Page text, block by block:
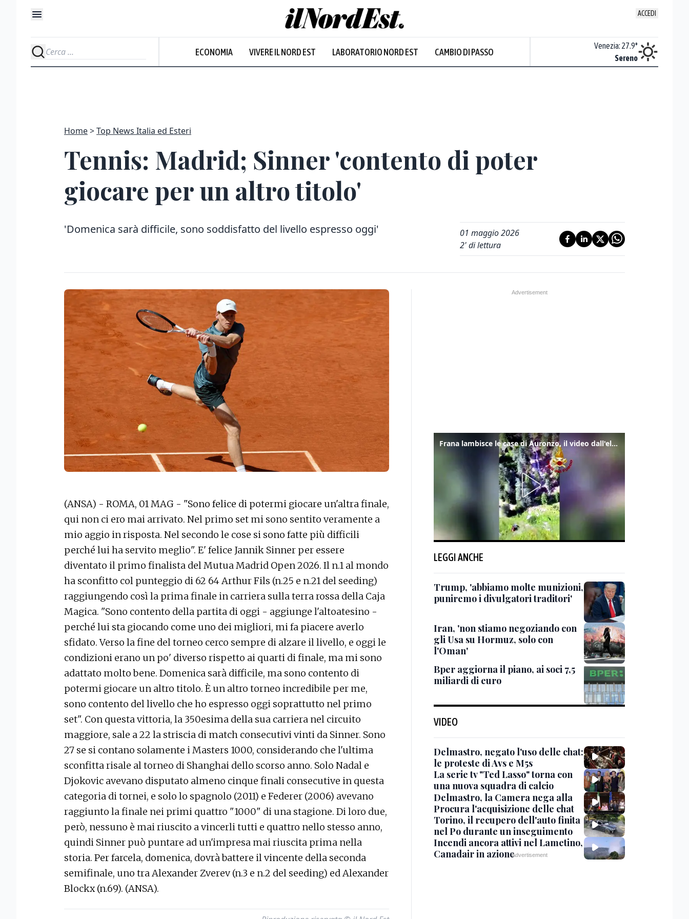
ACCEDI
ECONOMIA VIVERE IL NORD EST LABORATORIO NORD EST CAMBIO DI PASSO
Prevalentemente soleggiato
Venezia: 27.9°
Sereno
Home Top News Italia ed Esteri
Tennis: Madrid; Sinner 'contento di poter
giocare per un altro titolo'
'Domenica sarà difficile, sono soddisfatto del livello espresso oggi'
01 maggio 2026
2' di lettura
(ANSA) - ROMA, 01 MAG - "Sono felice di potermi giocare un'altra finale,
qui non ci ero mai arrivato. Nel primo set mi sono sentito veramente a
mio aggio in risposta. Nel secondo le cose si sono fatte più difficili
perché lui ha servito meglio". E' felice Jannik Sinner per essere
diventato il primo finalista del Mutua Madrid Open 2026. Il n.1 al mondo
ha sconfitto col punteggio di 62 64 Arthur Fils (n.25 e n.21 del seeding)
raggiungendo così la prima finale in carriera sulla terra rossa della Caja
Magica. "Sono contento della partita di oggi - aggiunge l'altoatesino -
perché lui sta giocando come uno dei migliori, mi fa piacere averlo
sfidato. Verso la fine del torneo cerco sempre di alzare il livello, e oggi le
condizioni erano un po' diverso rispetto ai quarti di finale, ma mi sono
adattato molto bene. Domenica sarà difficile, ma sono contento di
potermi giocare un altro titolo. È un altro torneo incredibile per me,
sono contento del livello che ho espresso oggi soprattutto nel primo
set". Con questa vittoria, la 350esima della sua carriera nel circuito
maggiore, sale a 22 la striscia di match consecutivi vinti da Sinner. Sono
27 se si contano solamente i Masters 1000, considerando che l'ultima
sconfitta risale al torneo di Shanghai dello scorso anno. Solo Nadal e
Djokovic avevano disputato almeno cinque finali consecutive in questa
categoria di tornei, e solo lo spagnolo (2011) e Federer (2006) avevano
raggiunto la finale nei primi quattro "1000" di una stagione. Di loro due,
però, nessuno è mai riuscito a vincerli tutti e quattro nello stesso anno,
quindi Sinner può puntare ad un'impresa mai riuscita prima nella
storia. Per farcela, domenica, dovrà battere il vincente della seconda
semifinale, uno tra Alexander Zverev (n.3 e n.2 del seeding) ed Alexander
Blockx (n.69). (ANSA).
Frana lambisce le case di Auronzo, il video dall'elicottero dei vigili del fuoco
LEGGI ANCHE
Trump, 'abbiamo molte munizioni,
puniremo i divulgatori traditori'
Iran, 'non stiamo negoziando con
gli Usa su Hormuz, solo con
l'Oman'
Bper aggiorna il piano, ai soci 7,5
miliardi di euro
VIDEO
Delmastro, negato l'uso delle chat:
le proteste di Avs e M5s
La serie tv "Ted Lasso" torna con
una nuova squadra di calcio
Delmastro, la Camera nega alla
Procura l'acquisizione delle chat
Torino, il recupero dell'auto finita
nel Po durante un inseguimento
Incendi ancora attivi nel Lametino,
Canadair in azione